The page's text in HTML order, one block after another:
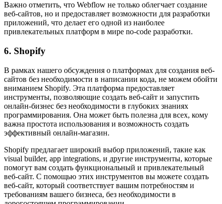
Важно отметить, что Webflow не только облегчает создание
веб-сайтов, но и предоставляет возможности для разработки
приложений, что делает его одной из наиболее
привлекательных платформ в мире no-code разработки.
6. Shopify
В рамках нашего обсуждения о платформах для создания веб-
сайтов без необходимости в написании кода, не можем обойти
вниманием Shopify. Эта платформа предоставляет
инструменты, позволяющие создать веб-сайт и запустить
онлайн-бизнес без необходимости в глубоких знаниях
программирования. Она может быть полезна для всех, кому
важна простота использования и возможность создать
эффективный онлайн-магазин.
Shopify предлагает широкий выбор приложений, такие как
visual builder, app integrations, и другие инструменты, которые
помогут вам создать функциональный и привлекательный
веб-сайт. С помощью этих инструментов вы можете создать
веб-сайт, который соответствует вашим потребностям и
требованиям вашего бизнеса, без необходимости в